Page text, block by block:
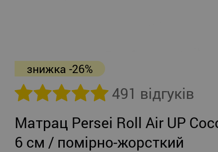
знижка -26%
491 відгуків
Матрац Persei Roll Air UP
6 см / помірно-жорсткий